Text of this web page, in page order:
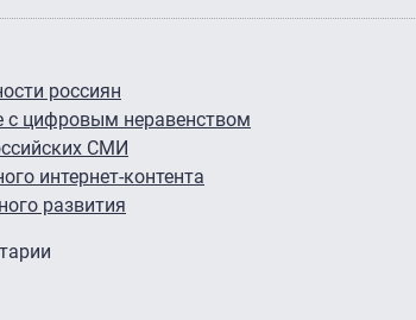
россиян
цифровым неравенством
СМИ
интернет-контента
развития